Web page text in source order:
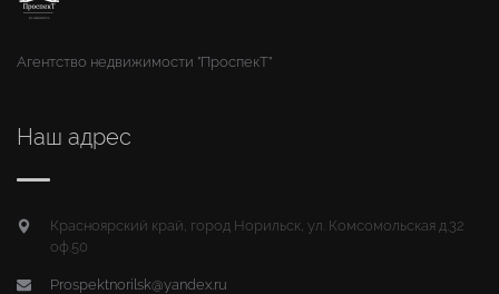
Агентство недвижимости "ПроспекТ"
Наш адрес
Красноярский край, город Норильск, ул. Комсомольская д.32
оф.50
Prospektnorilsk@yandex.ru